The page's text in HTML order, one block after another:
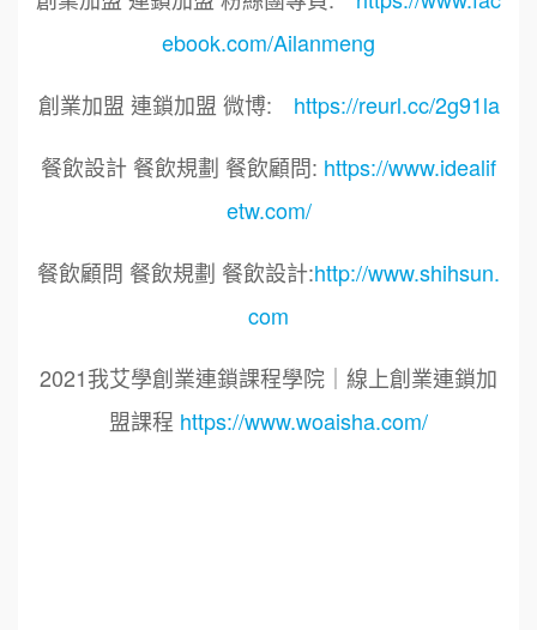
ebook.com/Ailanmeng
創業加盟 連鎖加盟 微博: https://reurl.cc/2g91la
餐飲設計 餐飲規劃 餐飲顧問: https://www.idealif
etw.com/
餐飲顧問 餐飲規劃 餐飲設計:http://www.shihsun.
com
2021我艾學創業連鎖課程學院｜線上創業連鎖加
盟課程 https://www.woaisha.com/